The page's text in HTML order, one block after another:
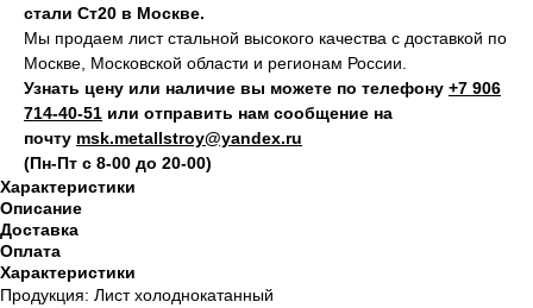
стали Ст20 в Москве.
Мы продаем лист стальной высокого качества с доставкой по
Москве, Московской области и регионам России.
Узнать цену или наличие вы можете по телефону +7 906
714‑40-51 или отправить нам сообщение на
почту msk.metallstroy@yandex.ru
(Пн-Пт с 8-00 до 20-00)
Характеристики
Описание
Доставка
Оплата
Характеристики
Продукция: Лист холоднокатанный